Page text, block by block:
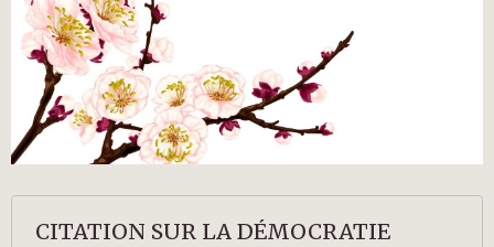
CITATION SUR LA DÉMOCRATIE